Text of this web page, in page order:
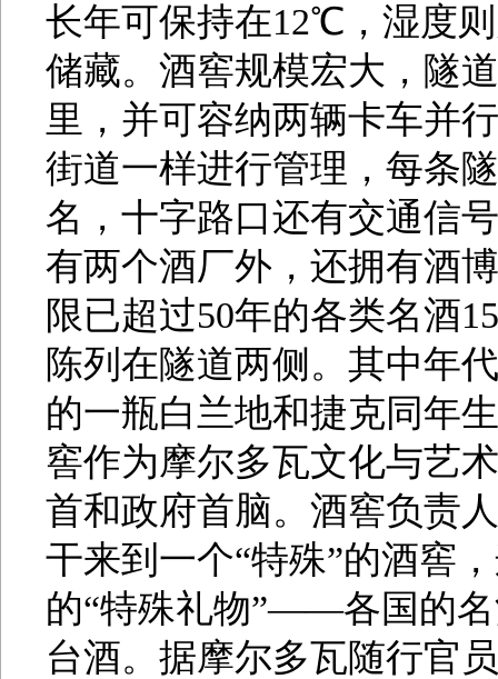
长年可保持在12℃，湿度
储藏。酒窖规模宏大，隧
里，并可容纳两辆卡车并
街道一样进行管理，每条
名，十字路口还有交通信
有两个酒厂外，还拥有酒
限已超过50年的各类名酒
陈列在隧道两侧。其中年
的一瓶白兰地和捷克同年
窖作为摩尔多瓦文化与艺
首和政府首脑。酒窖负责
干来到一个“特殊”的酒窖
的“特殊礼物”——各国的
台酒。据摩尔多瓦随行官